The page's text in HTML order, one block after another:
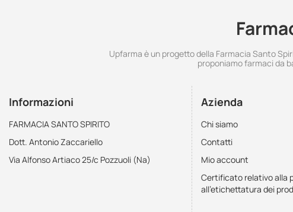
Upfarma è un progetto della Farmacia Santo
proponiamo farmaci da
Informazioni
FARMACIA SANTO SPIRITO
Dott. Antonio Zaccariello
Via Alfonso Artiaco 25/c Pozzuoli (Na)
Azienda
Chi siamo
Contatti
Mio account
Certificato relativo alla
all'etichettatura dei